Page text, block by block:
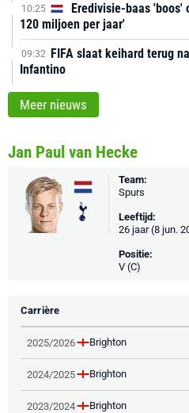
10:25
Eredivisie-baas 'boos'
120 miljoen per jaar'
09:32 FIFA slaat keihard terug
Infantino
Meer nieuws
Jan Paul van Hecke
Team:
Spurs
Leeftijd:
26 jaar (8 jun.
Positie:
V (C)
Carrière
2025/2026 Brighton
2024/2025 Brighton
2023/2024 Brighton